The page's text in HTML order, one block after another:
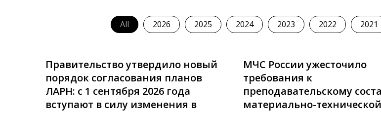
All 2026 2025 2024 2023 2022 2021
Правительство утвердило новый
порядок согласования планов
ЛАРН: с 1 сентября 2026 года
вступают в силу изменения в
МЧС России ужесточило
требования к
преподавательскому
материально-